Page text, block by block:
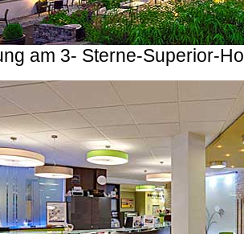
am 3- Sterne-Superior-